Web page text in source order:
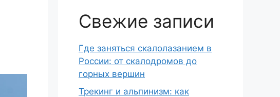
Свежие записи
Где заняться скалолазанием в
России: от скалодромов до
горных вершин
Трекинг и альпинизм: как